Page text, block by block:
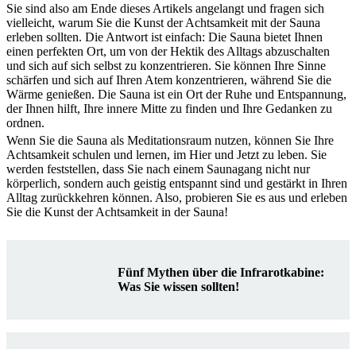
Sie sind also am Ende dieses Artikels angelangt und fragen sich
vielleicht, warum Sie die Kunst der Achtsamkeit mit der Sauna
erleben sollten. Die Antwort ist einfach: Die Sauna bietet Ihnen
einen perfekten Ort, um von der Hektik des Alltags abzuschalten
und sich auf sich selbst zu konzentrieren. Sie können Ihre Sinne
schärfen und sich auf Ihren Atem konzentrieren, während Sie die
Wärme genießen. Die Sauna ist ein Ort der Ruhe und Entspannung,
der Ihnen hilft, Ihre innere Mitte zu finden und Ihre Gedanken zu
ordnen.
Wenn Sie die Sauna als Meditationsraum nutzen, können Sie Ihre
Achtsamkeit schulen und lernen, im Hier und Jetzt zu leben. Sie
werden feststellen, dass Sie nach einem Saunagang nicht nur
körperlich, sondern auch geistig entspannt sind und gestärkt in Ihren
Alltag zurückkehren können. Also, probieren Sie es aus und erleben
Sie die Kunst der Achtsamkeit in der Sauna!
Fünf Mythen über die Infrarotkabine:
Was Sie wissen sollten!